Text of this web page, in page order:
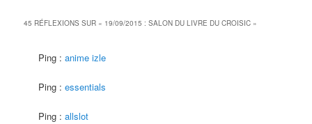
45 RÉFLEXIONS SUR « 19/09/2015 : SALON DU LIVRE DU CROISIC »
Ping :anime izle
Ping :essentials
Ping :allslot